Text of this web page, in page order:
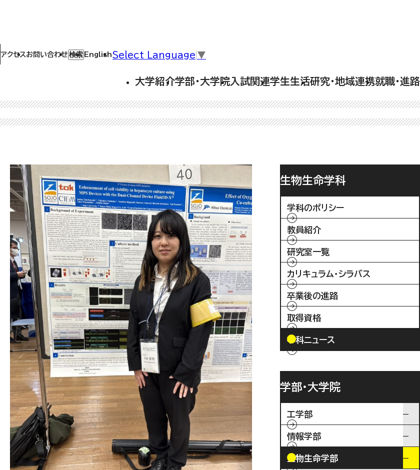
アクセスお問い合わせ 検索 English Select Language ▼
大学紹介学部・大学院 入試関連学生生活研究・地域連携就職・進路
生物生命学科
学科のポリシー
教員紹介
研究室一覧
カリキュラム・シラバス
卒業後の進路
取得資格
学科ニュース
学部・大学院
工学部
情報学部
生物生命学部